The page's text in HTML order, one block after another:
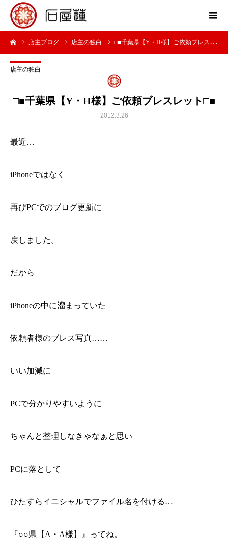
店主ブログ 店主の独白 □■千葉県【Y・H様】ご依頼ブレスレット□■
店主の独白
□■千葉県【Y・H様】ご依頼ブレスレット□■
2012.3.26
最近…
iPhoneではなく
再びPCでのブログ更新に
戻しました。
だから
iPhoneの中に溜まっていた
依頼者様のブレス写真……
いい加減に
PCで分かりやすいように
ちゃんと整理しなきゃなぁと思い
PCに落として
ひたすらイニシャルでファイル名を付ける…
『○○県【A・A様】』ってね。